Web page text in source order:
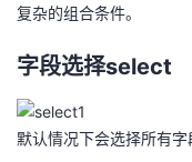
复杂的组合条件。
字段选择select
默认情况下会选择所有